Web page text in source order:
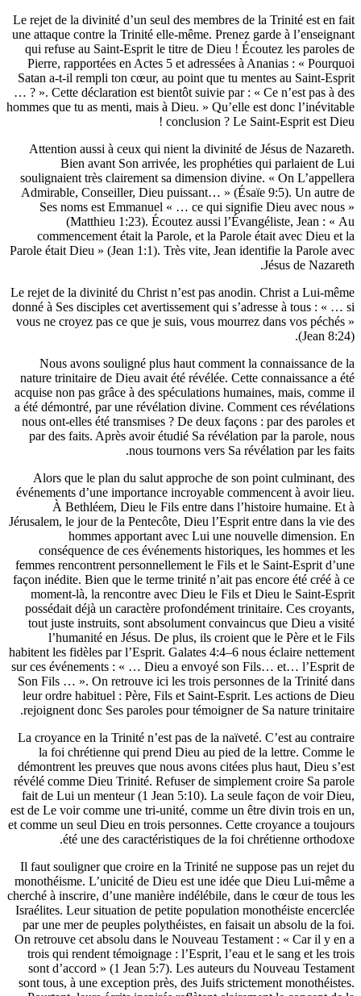
Le rejet de la divinité d’un seul des membres de la
une attaque contre la Trinité elle-même. Prenez garde à
qui refuse au Saint-Esprit le titre de Dieu ! Écoutez les
Pierre, rapportées en Actes 5 et adressées à Ananias :
Satan a-t-il rempli ton cœur, au point que tu mentes au
… ? ». Cette déclaration est bientôt suivie par : « Ce
hommes que tu as menti, mais à Dieu. » Qu’elle est donc
conclusion ? Le Saint-
Attention aussi à ceux qui nient la divinité de Jésus
Bien avant Son arrivée, les prophéties qui
soulignaient très clairement sa dimension divine. « On
Admirable, Conseiller, Dieu puissant… » (Ésaïe 9:5).
Ses noms est Emmanuel « … ce qui signifie Dieu
(Matthieu 1:23). Écoutez aussi l’Évangéliste,
commencement était la Parole, et la Parole était
Parole était Dieu » (Jean 1:1). Très vite, Jean identifie la
Jésus
Le rejet de la divinité du Christ n’est pas anodin. Christ
donné à Ses disciples cet avertissement qui s’adresse à
vous ne croyez pas ce que je suis, vous mourrez dans
Nous avons souligné plus haut comment la
nature trinitaire de Dieu avait été révélée. Cette
acquise non pas grâce à des spéculations humaines,
a été démontré, par une révélation divine. Comment ces
nous ont-elles été transmises ? De deux façons : par
par des faits. Après avoir étudié Sa révélation par la
nous tournons vers Sa révélation
Alors que le plan du salut approche de son point
événements d’une importance incroyable commencent
À Bethléem, Dieu le Fils entre dans l’histoire
Jérusalem, le jour de la Pentecôte, Dieu l’Esprit entre
hommes apportant avec Lui une nouvelle
conséquence de ces événements historiques, les
femmes rencontrent personnellement le Fils et le Saint-
façon inédite. Bien que le terme trinité n’ait pas encore
moment-là, la rencontre avec Dieu le Fils et Dieu le
possédait déjà un caractère profondément trinitaire.
tout juste instruits, sont absolument convaincus que
l’humanité en Jésus. De plus, ils croient que le
habitent les fidèles par l’Esprit. Galates 4:4–6 nous
sur ces événements : « … Dieu a envoyé son Fils… et…
Son Fils … ». On retrouve ici les trois personnes de la
leur ordre habituel : Père, Fils et Saint-Esprit. Les
rejoignent donc Ses paroles pour témoigner de Sa
La croyance en la Trinité n’est pas de la naïveté. C’est
la foi chrétienne qui prend Dieu au pied de la lettre.
démontrent les preuves que nous avons citées plus haut,
révélé comme Dieu Trinité. Refuser de simplement
fait de Lui un menteur (1 Jean 5:10). La seule façon
est de Le voir comme une tri-unité, comme un être divin
et comme un seul Dieu en trois personnes. Cette
été une des caractéristiques de la foi chrétienne
Il faut souligner que croire en la Trinité ne suppose pas
monothéisme. L’unicité de Dieu est une idée que Dieu
cherché à inscrire, d’une manière indélébile, dans le cœur
Israélites. Leur situation de petite population
par une mer de peuples polythéistes, en faisait un
On retrouve cet absolu dans le Nouveau Testament : «
trois qui rendent témoignage : l’Esprit, l’eau et le
sont d’accord » (1 Jean 5:7). Les auteurs du Nouveau
sont tous, à une exception près, des Juifs strictement